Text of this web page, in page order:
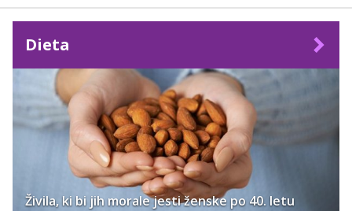
Dieta
Živila, ki bi jih morale jesti ženske po 40. letu